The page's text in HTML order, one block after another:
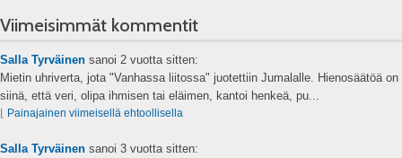
Viimeisimmät kommentit
Salla Tyrväinen sanoi 2 vuotta sitten:
Mietin uhriverta, jota "Vanhassa liitossa" juotettiin Jumalalle. Hienosäätöä on
siinä, että veri, olipa ihmisen tai eläimen, kantoi henkeä, pu...
⌊ Painajainen viimeisellä ehtoollisella
Salla Tyrväinen sanoi 3 vuotta sitten: